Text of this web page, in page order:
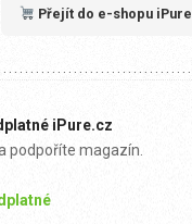
Přejít do e-shopu iPure
iPure.cz
podpoříte magazín.